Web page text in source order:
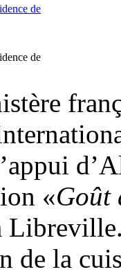
de
«Goût
de la